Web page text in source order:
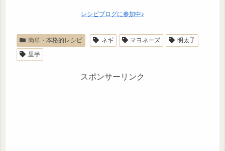
レシピブログに参加中♪
簡単・本格的レシピ ネギ マヨネーズ
明太子
里芋
スポンサーリンク